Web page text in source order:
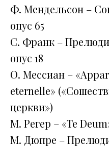
Ф. Мендельсон –
опус 65
С. Франк –
опус 18
О. Мессиан –
eternelle»
церкви»)
М. Регер – «Te
М. Дюпре –